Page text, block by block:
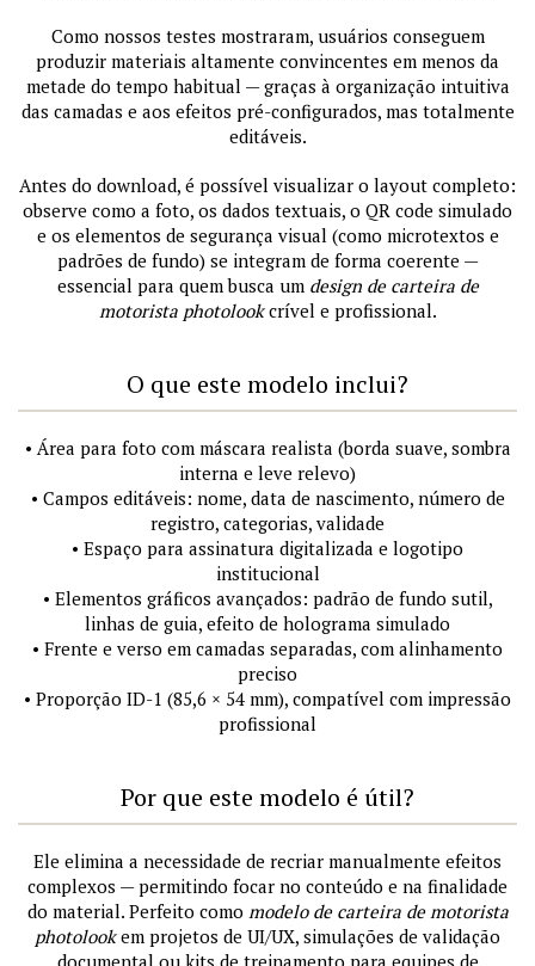
Como nossos testes mostraram, usuários conseguem
produzir materiais altamente convincentes em menos da
metade do tempo habitual — graças à organização intuitiva
das camadas e aos efeitos pré-configurados, mas totalmente
editáveis.
Antes do download, é possível visualizar o layout completo:
observe como a foto, os dados textuais, o QR code simulado
e os elementos de segurança visual (como microtextos e
padrões de fundo) se integram de forma coerente —
essencial para quem busca um design de carteira de
motorista photolookcrível e profissional.
O que este modelo inclui?
• Área para foto com máscara realista (borda suave, sombra
interna e leve relevo)
• Campos editáveis: nome, data de nascimento, número de
registro, categorias, validade
• Espaço para assinatura digitalizada e logotipo
institucional
• Elementos gráficos avançados: padrão de fundo sutil,
linhas de guia, efeito de holograma simulado
• Frente e verso em camadas separadas, com alinhamento
preciso
• Proporção ID-1 (85,6 × 54 mm), compatível com impressão
profissional
Por que este modelo é útil?
Ele elimina a necessidade de recriar manualmente efeitos
complexos — permitindo focar no conteúdo e na finalidade
do material. Perfeito como modelo de carteira de motorista
photolookem projetos de UI/UX, simulações de validação
documental ou kits de treinamento para equipes de